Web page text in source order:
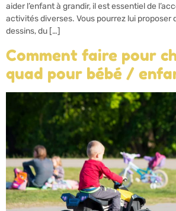
aider l’enfant à grandir, il est essentiel de
activités diverses. Vous pourrez lui proposer
dessins, du […]
Comment faire pour
quad pour bébé /